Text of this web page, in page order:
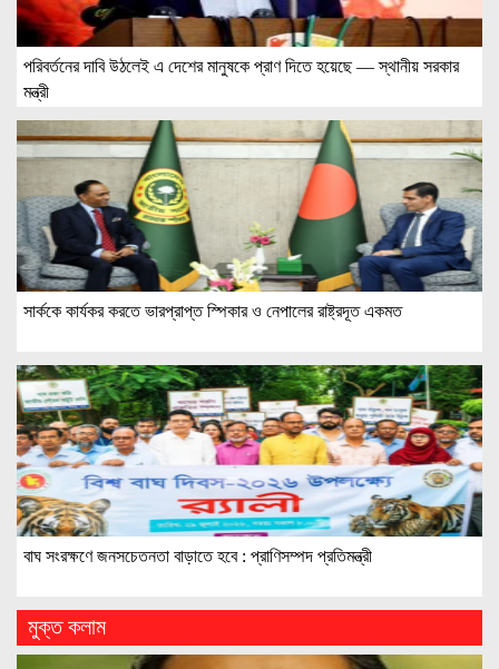
পরিবর্তনের দাবি উঠলেই এ দেশের মানুষকে প্রাণ দিতে হয়েছে — স্থানীয় সরকার
মন্ত্রী
সার্ককে কার্যকর করতে ভারপ্রাপ্ত স্পিকার ও নেপালের রাষ্ট্রদূত একমত
বাঘ সংরক্ষণে জনসচেতনতা বাড়াতে হবে : প্রাণিসম্পদ প্রতিমন্ত্রী
মুক্ত কলাম